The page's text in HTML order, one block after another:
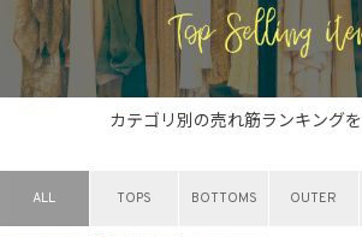
販売タイプ
カテゴリ別の売れ筋ランキング
ALL TOPS BOTTOMS OUTER